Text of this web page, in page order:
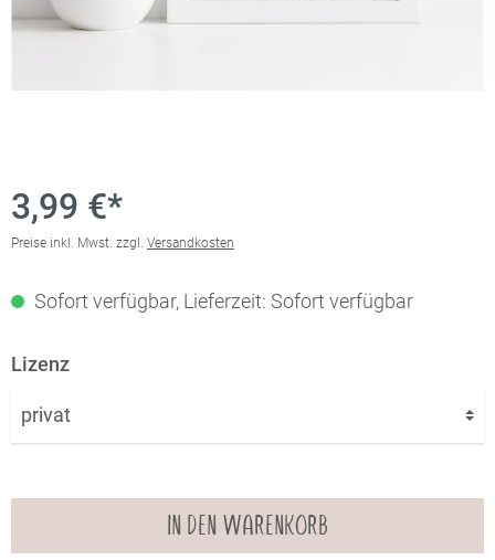
3,99 €*
Preise inkl. Mwst. zzgl. Versandkosten
Sofort verfügbar, Lieferzeit: Sofort verfügbar
Lizenz
IN DEN WARENKORB